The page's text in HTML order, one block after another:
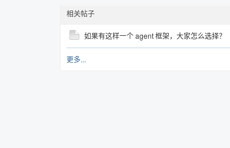
Yo›
相关帖子
如果有这样一个 agent 框架，大家怎么选择？
更多...